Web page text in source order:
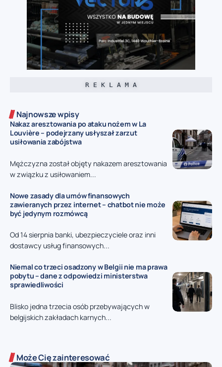
R E K L A M A
Najnowsze wpisy
Nakaz aresztowania po ataku nożem w La
Louvière – podejrzany usłyszał zarzut
usiłowania zabójstwa
Mężczyzna został objęty nakazem aresztowania
w związku z usiłowaniem...
Nowe zasady dla umów finansowych
zawieranych przez internet – chatbot nie może
być jedynym rozmówcą
Od 14 sierpnia banki, ubezpieczyciele oraz inni
dostawcy usług finansowych...
Niemal co trzeci osadzony w Belgii nie ma prawa
pobytu – dane z odpowiedzi ministerstwa
sprawiedliwości
Blisko jedna trzecia osób przebywających w
belgijskich zakładach karnych...
Może Cię zainteresować